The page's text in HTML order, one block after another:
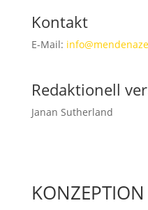
Kontakt
E-Mail:
Redaktionell
Janan Sutherland